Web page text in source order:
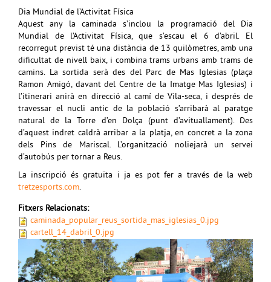
Dia Mundial de l’Activitat Física
Aquest any la caminada s’inclou la programació del Dia
Mundial de l’Activitat Física, que s’escau el 6 d’abril. El
recorregut previst té una distància de 13 quilòmetres, amb una
dificultat de nivell baix, i combina trams urbans amb trams de
camins. La sortida serà des del Parc de Mas Iglesias (plaça
Ramon Amigó, davant del Centre de la Imatge Mas Iglesias) i
l’itinerari anirà en direcció al camí de Vila-seca, i després de
travessar el nucli antic de la població s’arribarà al paratge
natural de la Torre d’en Dolça (punt d’avituallament). Des
d’aquest indret caldrà arribar a la platja, en concret a la zona
dels Pins de Mariscal. L’organització noliejarà un servei
d’autobús per tornar a Reus.
La inscripció és gratuïta i ja es pot fer a través de la web
tretzesports.com.
Fitxers Relacionats:
caminada_popular_reus_sortida_mas_iglesias_0.jpg
cartell_14_dabril_0.jpg